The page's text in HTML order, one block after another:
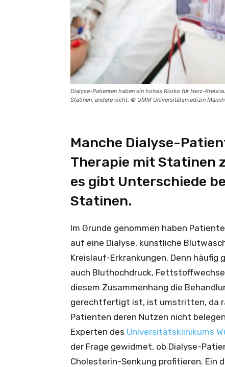
Dialyse-Patienten haben ein hohes Risiko für Herz-
Statinen, andere nicht. © UMM Universitätsmedizin
Manche Dialyse-
Therapie mit Statinen
es gibt Unterschiede
Statinen.
Im Grunde genommen haben
auf eine Dialyse, künstliche
Kreislauf-Erkrankungen. Denn häufig
auch Bluthochdruck,
diesem Zusammenhang die
gerechtfertigt ist, ist umstritten, da
Patienten deren Nutzen nicht
Experten des Universitätsklinikums
der Frage gewidmet, ob Dialyse-
Cholesterin-Senkung profitieren. Ein